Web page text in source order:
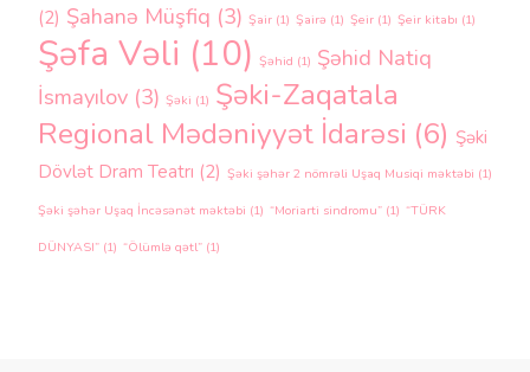
(2) Şahanə Müşfiq (3) Şair (1) Şairə (1) Şeir (1) Şeir kitabı (1)
Şəfa Vəli (10) Şəhid (1) Şəhid Natiq
İsmayılov (3) Şəki (1) Şəki-Zaqatala
Regional Mədəniyyət İdarəsi (6) Şəki
Dövlət Dram Teatrı (2) Şəki şəhər 2 nömrəli Uşaq Musiqi məktəbi (1)
Şəki şəhər Uşaq İncəsənət məktəbi (1) “Moriarti sindromu” (1) “TÜRK
DÜNYASI” (1) “Ölümlə qətl” (1)